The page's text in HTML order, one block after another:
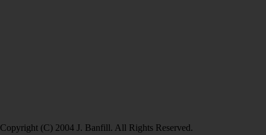
Copyright (C) 2004 J. Banfill. All Rights Reserved.